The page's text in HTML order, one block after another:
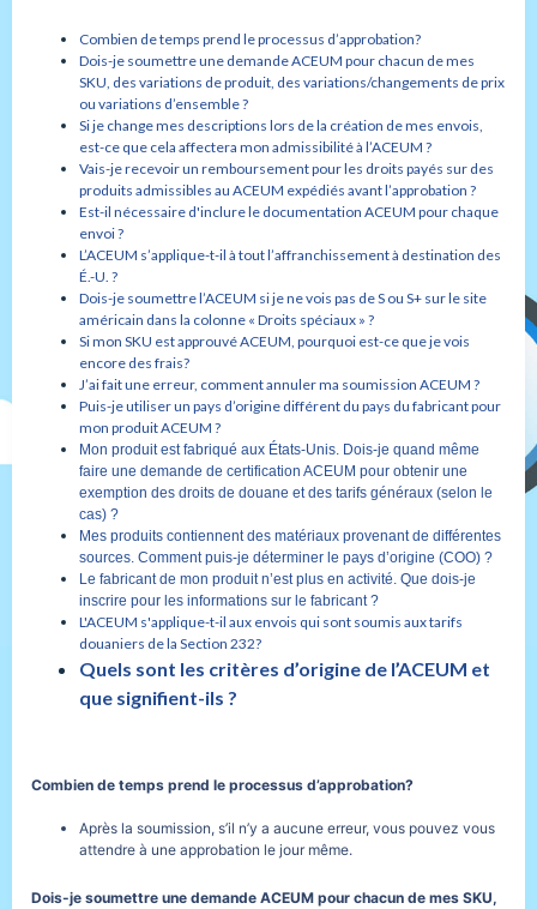
Combien de temps prend le processus d’approbation?
Dois-je soumettre une demande ACEUM pour chacun de mes
SKU, des variations de produit, des variations/changements de prix
ou variations d’ensemble ?
Si je change mes descriptions lors de la création de mes envois,
est-ce que cela affectera mon admissibilité à l’ACEUM ?
Vais-je recevoir un remboursement pour les droits payés sur des
produits admissibles au ACEUM expédiés avant l’approbation ?
Est-il nécessaire d'inclure le documentation ACEUM pour chaque
envoi ?
L’ACEUM s’applique-t-il à tout l’affranchissement à destination des
É.-U. ?
Dois-je soumettre l’ACEUM si je ne vois pas de S ou S+ sur le site
américain dans la colonne « Droits spéciaux » ?
Si mon SKU est approuvé ACEUM, pourquoi est-ce que je vois
encore des frais?
J’ai fait une erreur, comment annuler ma soumission ACEUM ?
Puis-je utiliser un pays d’origine différent du pays du fabricant pour
mon produit ACEUM ?
Mon produit est fabriqué aux États-Unis. Dois-je quand même
faire une demande de certification ACEUM pour obtenir une
exemption des droits de douane et des tarifs généraux (selon le
cas) ?
Mes produits contiennent des matériaux provenant de différentes
sources. Comment puis-je déterminer le pays d’origine (COO) ?
Le fabricant de mon produit n’est plus en activité. Que dois-je
inscrire pour les informations sur le fabricant ?
L'ACEUM s'applique-t-il aux envois qui sont soumis aux tarifs
douaniers de la Section 232?
Quels sont les critères d’origine de l’ACEUM et
que signifient-ils ?
Combien de temps prend le processus d’approbation?
Après la soumission, s’il n’y a aucune erreur, vous pouvez vous
attendre à une approbation le jour même.
Dois-je soumettre une demande ACEUM pour chacun de mes SKU,